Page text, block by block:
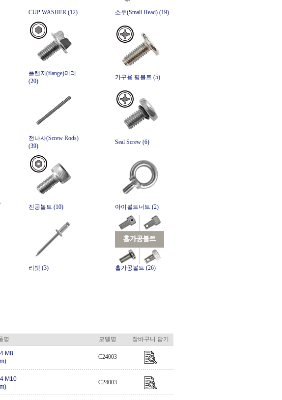
CUP WASHER (12) 소두(Small Head) (19)
플랜지(flange)머리
(20)
가구용 평볼트 (5)
전나사(Screw Rods)
(39)
Seal Screw (6)
진공볼트 (10) 아이볼트너트 (2)
리벳 (3) 홀가공볼트 (26)
명 모델명 장바구니 담기
M8
C24003
M10
C24003